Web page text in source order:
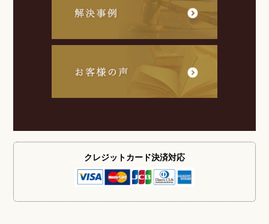
クレジットカード決済対応